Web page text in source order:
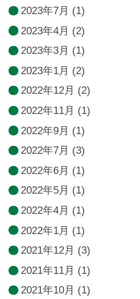
2023年7月 (1)
2023年4月 (2)
2023年3月 (1)
2023年1月 (2)
2022年12月 (2)
2022年11月 (1)
2022年9月 (1)
2022年7月 (3)
2022年6月 (1)
2022年5月 (1)
2022年4月 (1)
2022年1月 (1)
2021年12月 (3)
2021年11月 (1)
2021年10月 (1)